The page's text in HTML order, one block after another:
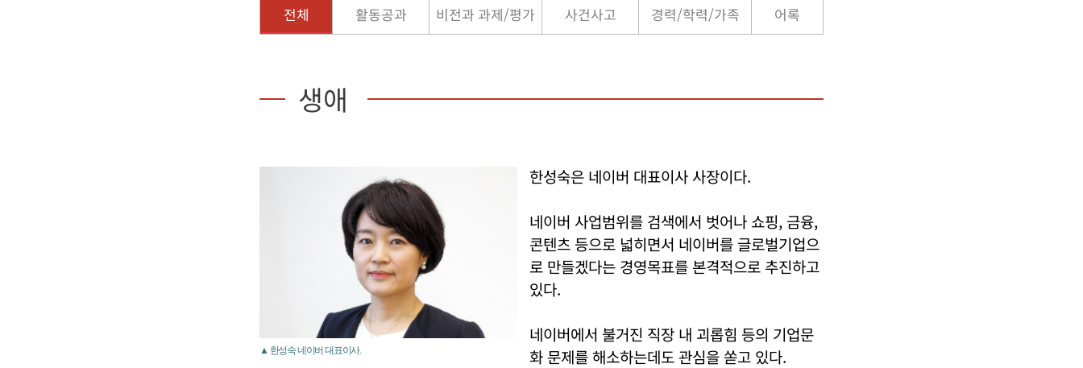
전체 활동공과 비전과 과제/평가 사건사고 경력/학력/가족 어록
생애
▲ 한성숙 네이버 대표이사.
한성숙은 네이버 대표이사 사장이다.
네이버 사업범위를 검색에서 벗어나 쇼핑, 금융,
콘텐츠 등으로 넓히면서 네이버를 글로벌기업으
로 만들겠다는 경영목표를 본격적으로 추진하고
있다.
네이버에서 불거진 직장 내 괴롭힘 등의 기업문
화 문제를 해소하는데도 관심을 쏟고 있다.